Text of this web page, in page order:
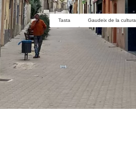
Tasta Gaudeix de la cultura